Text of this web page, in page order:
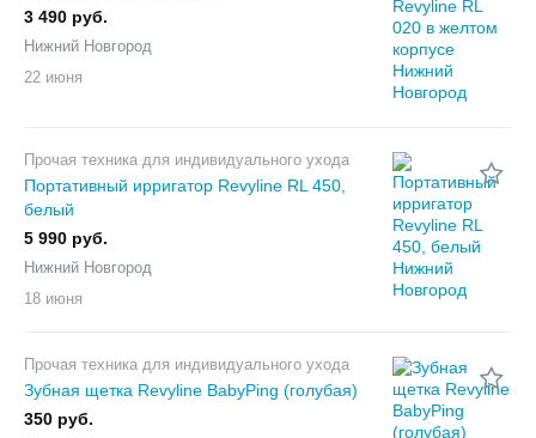
3 490 руб.
Нижний Новгород
22 июня
Прочая техника для индивидуального ухода
Портативный ирригатор Revyline RL 450,
белый
5 990 руб.
Нижний Новгород
18 июня
Прочая техника для индивидуального ухода
Зубная щетка Revyline BabyPing (голубая)
350 руб.